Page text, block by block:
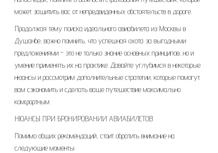
может защитить вас от непредвиденных обстоятельств в дороге.
Продолжая тему поиска идеального авиабилета из Москвы в
Душанбе, важно помнить, что успешная охота за выгодными
предложениями – это не только знание основных принципов, но и
умение применять их на практике. Давайте углубимся в некоторые
нюансы и рассмотрим дополнительные стратегии, которые помогут
вам сэкономить и сделать ваше путешествие максимально
комфортным.
НЮАНСЫ ПРИ БРОНИРОВАНИИ АВИАБИЛЕТОВ
Помимо общих рекомендаций, стоит обратить внимание на
следующие моменты: